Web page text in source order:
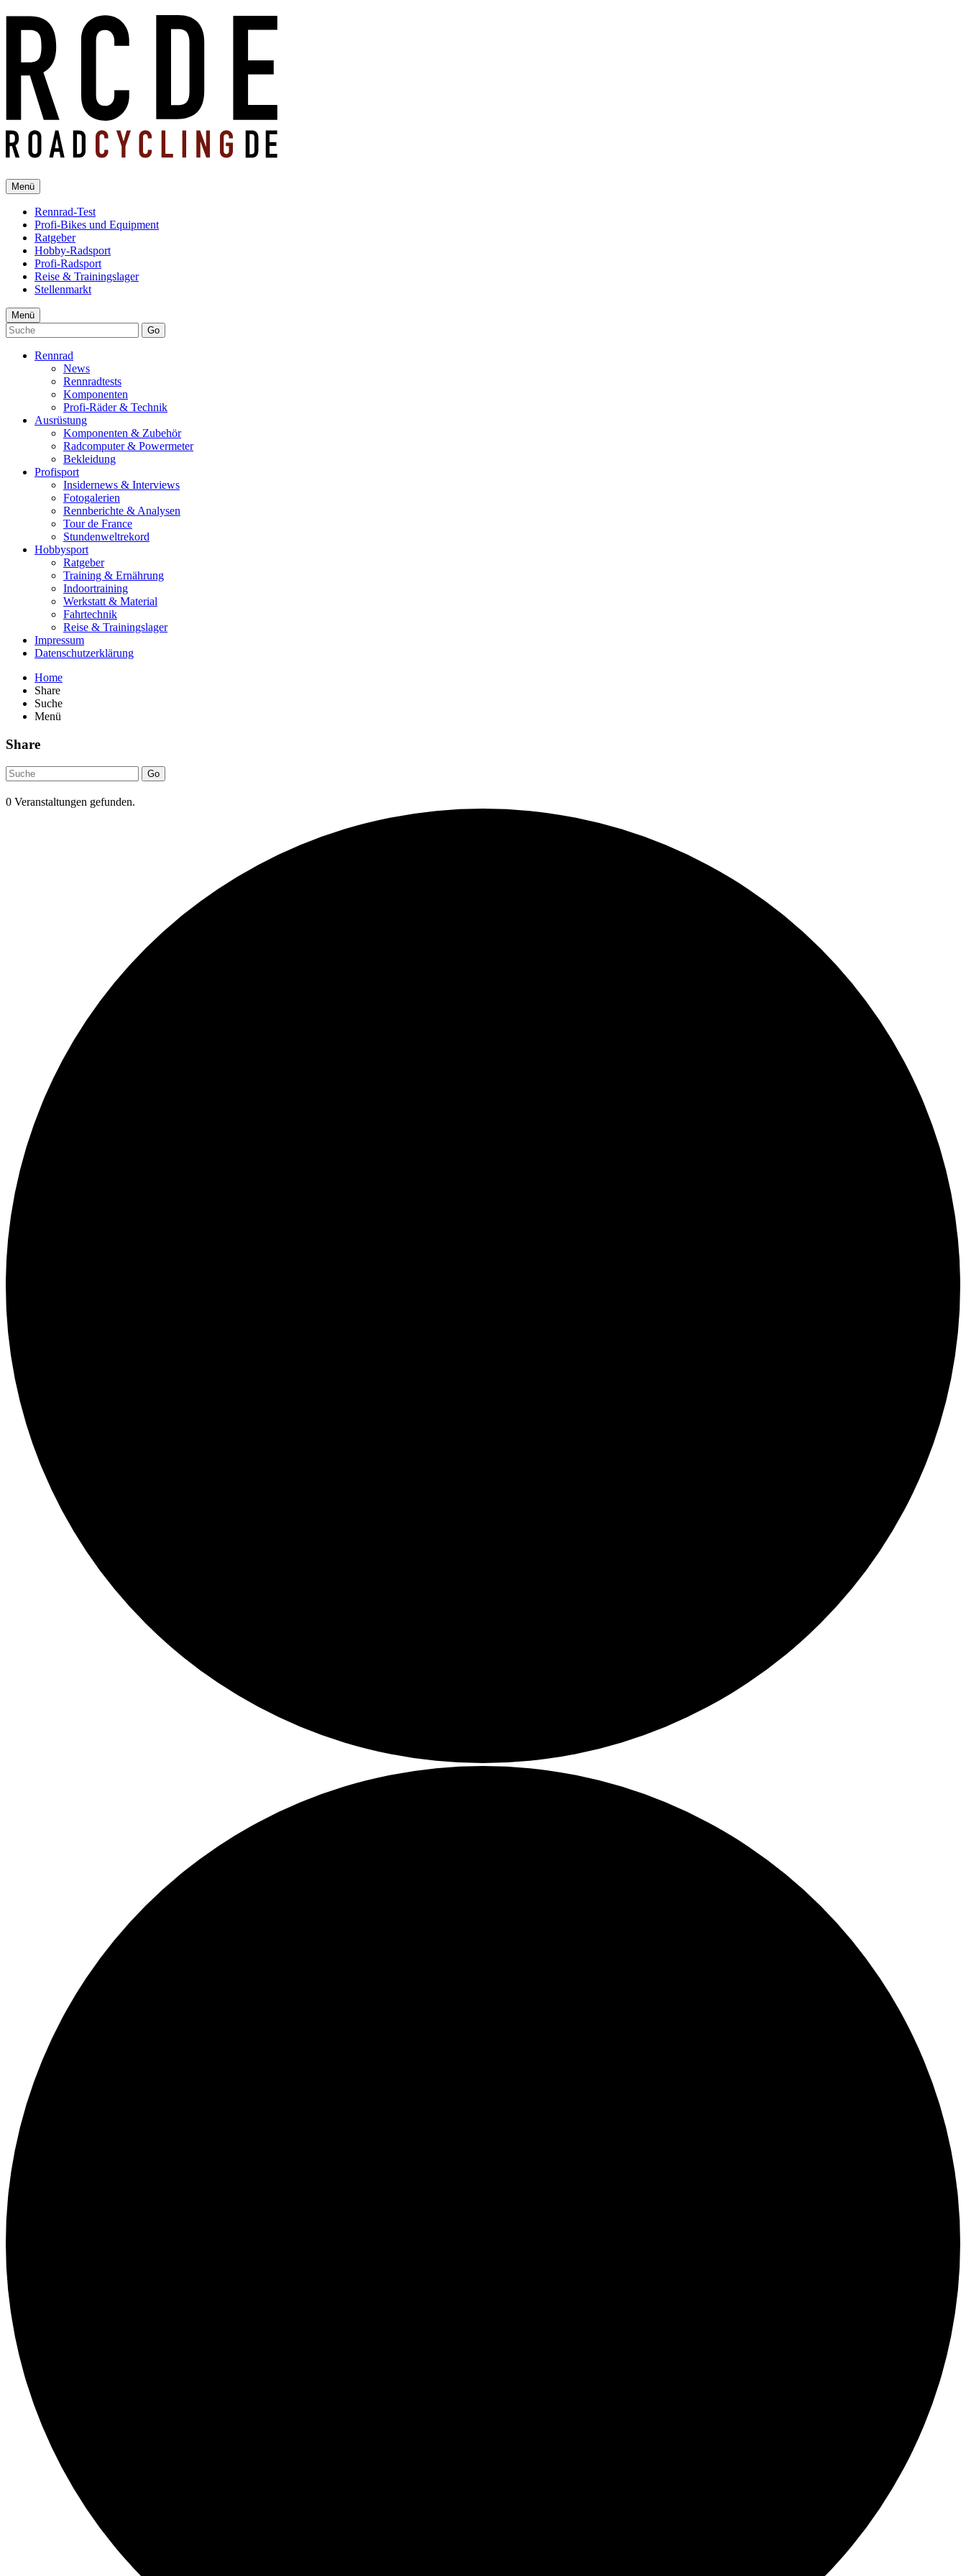
Menü
Rennrad-Test
Profi-Bikes und Equipment
Ratgeber
Hobby-Radsport
Profi-Radsport
Reise & Trainingslager
Stellenmarkt
Menü
Go
Rennrad
News
Rennradtests
Komponenten
Profi-Räder & Technik
Ausrüstung
Komponenten & Zubehör
Radcomputer & Powermeter
Bekleidung
Profisport
Insidernews & Interviews
Fotogalerien
Rennberichte & Analysen
Tour de France
Stundenweltrekord
Hobbysport
Ratgeber
Training & Ernährung
Indoortraining
Werkstatt & Material
Fahrtechnik
Reise & Trainingslager
Impressum
Datenschutzerklärung
Home
Share
Suche
Menü
Share
Go
0 Veranstaltungen gefunden.